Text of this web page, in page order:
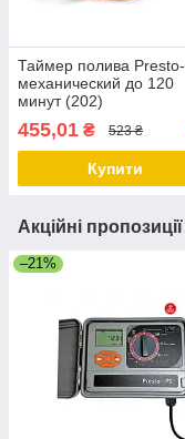
Таймер полива
механический до 120
минут (202)
455,01 ₴ 523 ₴
Купити
Акційні
–21%